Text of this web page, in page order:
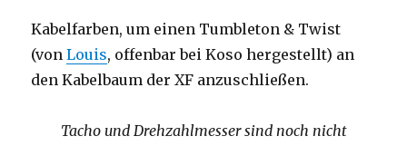
Kabelfarben, um einen Tumbleton & Twist
(vonLouis, offenbar bei Koso hergestellt) an
den Kabelbaum der XF anzuschließen.
Tacho und Drehzahlmesser sind noch nicht